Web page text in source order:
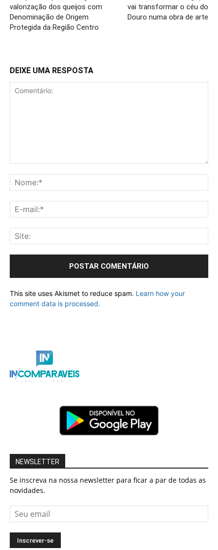
valorização dos queijos com
Denominação de Origem
Protegida da Região Centro
vai transformar o céu do
Douro numa obra de arte
DEIXE UMA RESPOSTA
This site uses Akismet to reduce spam. Learn how your
comment data is processed.
NEWSLETTER
Se inscreva na nossa newsletter para ficar a par de todas as
novidades.